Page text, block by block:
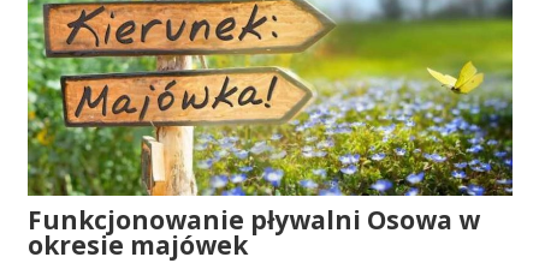
Funkcjonowanie pływalni Osowa w
okresie majówek